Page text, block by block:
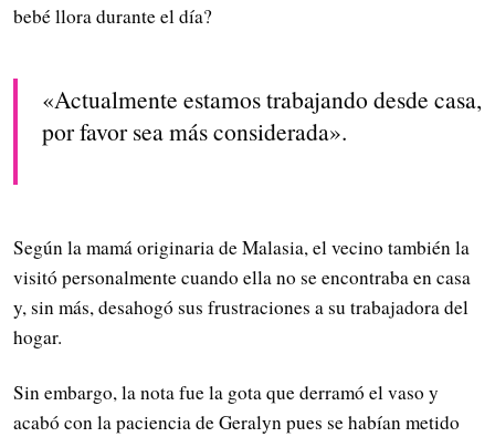
bebé llora durante el día?
«Actualmente estamos trabajando desde casa,
por favor sea más considerada».
Según la mamá originaria de Malasia, el vecino también la
visitó personalmente cuando ella no se encontraba en casa
y, sin más, desahogó sus frustraciones a su trabajadora del
hogar.
Sin embargo, la nota fue la gota que derramó el vaso y
acabó con la paciencia de Geralyn pues se habían metido